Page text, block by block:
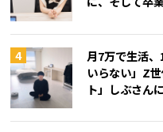
月7万で生活
いらない」Z
ト」しぶさん